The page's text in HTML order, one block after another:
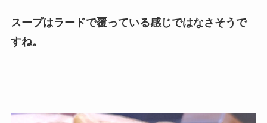
スープはラードで覆っている感じではなさそうで
すね。